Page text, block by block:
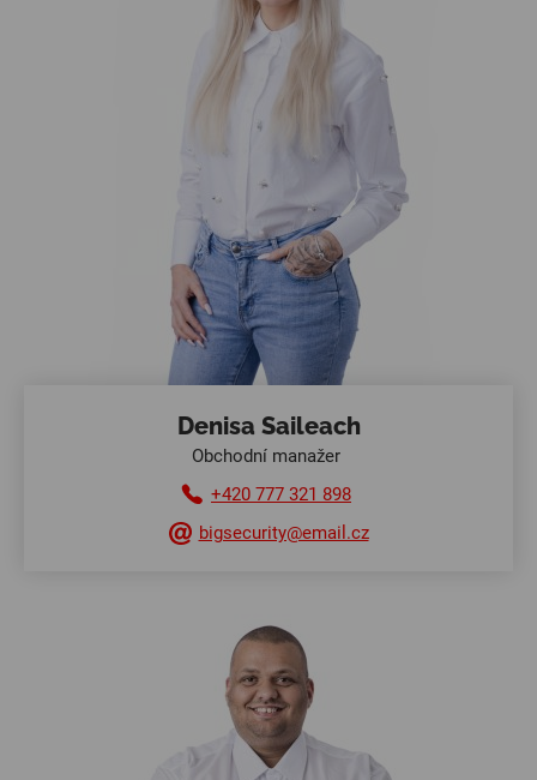
Denisa Saileach
Obchodní manažer
+420 777 321 898
bigsecurity@email.cz